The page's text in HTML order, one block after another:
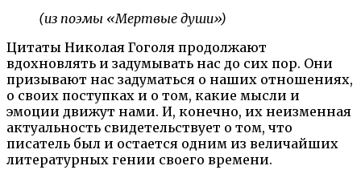
(из поэмы «Мертвые души»)
Цитаты Николая Гоголя продолжают
вдохновлять и задумывать нас до сих пор. Они
призывают нас задуматься о наших отношениях,
о своих поступках и о том, какие мысли и
эмоции движут нами. И, конечно, их неизменная
актуальность свидетельствует о том, что
писатель был и остается одним из величайших
литературных гении своего времени.